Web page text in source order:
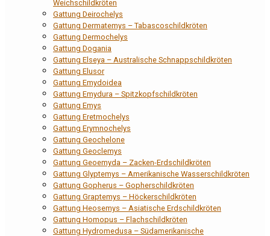
Weichschildkröten
Gattung Deirochelys
Gattung Dermatemys – Tabascoschildkröten
Gattung Dermochelys
Gattung Dogania
Gattung Elseya – Australische Schnappschildkröten
Gattung Elusor
Gattung Emydoidea
Gattung Emydura – Spitzkopfschildkröten
Gattung Emys
Gattung Eretmochelys
Gattung Erymnochelys
Gattung Geochelone
Gattung Geoclemys
Gattung Geoemyda – Zacken-Erdschildkröten
Gattung Glyptemys – Amerikanische Wasserschildkröten
Gattung Gopherus – Gopherschildkröten
Gattung Graptemys – Höckerschildkröten
Gattung Heosemys – Asiatische Erdschildkröten
Gattung Homopus – Flachschildkröten
Gattung Hydromedusa – Südamerikanische